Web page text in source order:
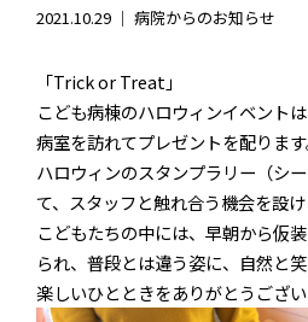
2021.10.29 ｜病院からのお知らせ
「Trick or Treat」
こども病棟のハロウィンイベント
病室を訪れてプレゼントを配ります
ハロウィンのスタンプラリー（シ
て、スタッフと触れ合う機会を設け
こどもたちの中には、早朝から仮
られ、普段とは違う姿に、自然と笑
楽しいひとときをありがとうござい